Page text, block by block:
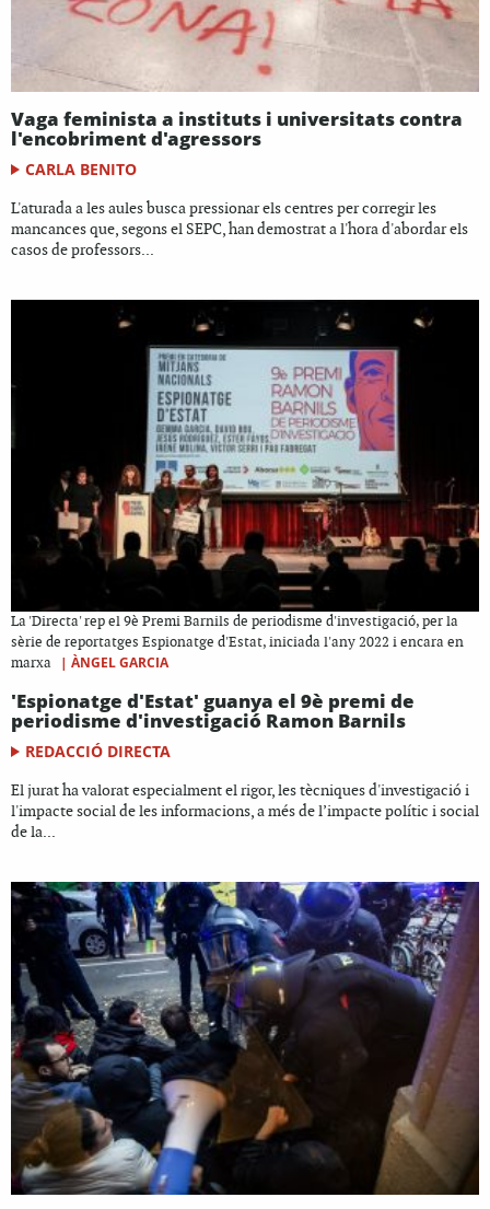
Vaga feminista a instituts i universitats contra
l'encobriment d'agressors
CARLA BENITO
L'aturada a les aules busca pressionar els centres per corregir les
mancances que, segons el SEPC, han demostrat a l'hora d'abordar els
casos de professors...
La 'Directa' rep el 9è Premi Barnils de periodisme d'investigació, per la
sèrie de reportatges Espionatge d'Estat, iniciada l'any 2022 i encara en
marxa
| ÀNGEL GARCIA
'Espionatge d'Estat' guanya el 9è premi de
periodisme d'investigació Ramon Barnils
REDACCIÓ DIRECTA
El jurat ha valorat especialment el rigor, les tècniques d'investigació i
l'impacte social de les informacions, a més de l’impacte polític i social
de la...